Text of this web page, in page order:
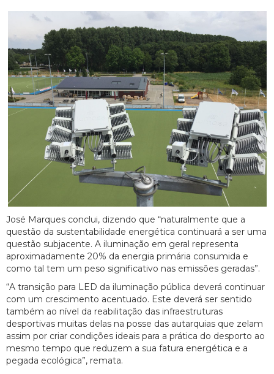
José Marques conclui, dizendo que “naturalmente que a
questão da sustentabilidade energética continuará a ser uma
questão subjacente. A iluminação em geral representa
aproximadamente 20% da energia primária consumida e
como tal tem um peso significativo nas emissões geradas”.
“A transição para LED da iluminação pública deverá continuar
com um crescimento acentuado. Este deverá ser sentido
também ao nível da reabilitação das infraestruturas
desportivas muitas delas na posse das autarquias que zelam
assim por criar condições ideais para a prática do desporto ao
mesmo tempo que reduzem a sua fatura energética e a
pegada ecológica”, remata.